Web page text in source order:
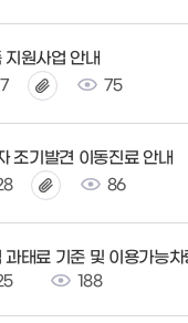
원사업 안내
75
조기발견 이동진료 안내
86
태료 기준 및 이용가능차
188